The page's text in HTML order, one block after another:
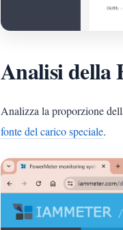
Analisi della
Analizza la proporzione
fonte del carico speciale.